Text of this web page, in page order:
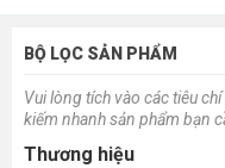
BỘ LỌC SẢN PHẨM
Vui lòng tích vào các tiêu chí
kiếm nhanh sản phẩm bạn
Thương hiệu